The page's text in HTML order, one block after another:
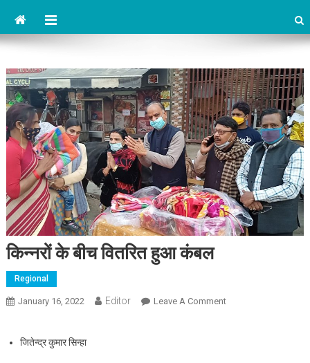
किन्नरों के बीच वितरित हुआ कंबल
Regional
January 16, 2022 Editor Leave A CommentOn किन्नरों के बीच वितरित
जितेन्द्र कुमार सिन्हा